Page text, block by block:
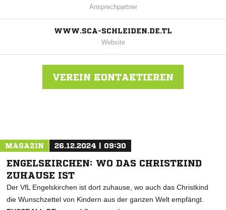
Ansprechpartner
WWW.SCA-SCHLEIDEN.DE.TL
Website
VEREIN KONTAKTIEREN
MAGAZIN 26.12.2024 | 09:30
ENGELSKIRCHEN: WO DAS CHRISTKIND
ZUHAUSE IST
Der VfL Engelskirchen ist dort zuhause, wo auch das Christkind
die Wunschzettel von Kindern aus der ganzen Welt empfängt.